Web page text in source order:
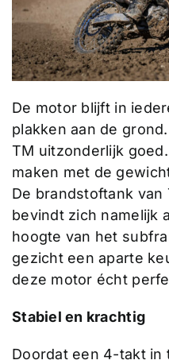
De motor blijft in
plakken aan de
TM uitzonderlijk
maken met de
De brandstoftank van
bevindt zich namelijk
hoogte van het
gezicht een aparte
deze motor écht
Stabiel en krachtig
Doordat een 4-takt